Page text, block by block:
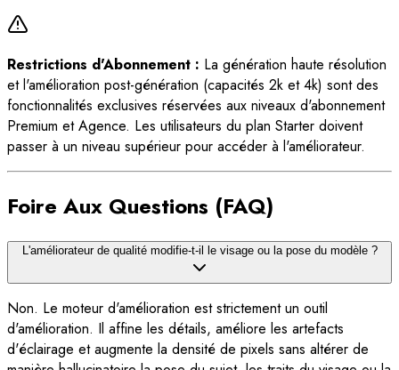
Restrictions d'Abonnement : La génération haute résolution
et l'amélioration post-génération (capacités 2k et 4k) sont des
fonctionnalités exclusives réservées aux niveaux d'abonnement
Premium et Agence. Les utilisateurs du plan Starter doivent
passer à un niveau supérieur pour accéder à l'améliorateur.
Foire Aux Questions (FAQ)
L'améliorateur de qualité modifie-t-il le visage ou la pose du modèle ?
Non. Le moteur d'amélioration est strictement un outil
d'amélioration. Il affine les détails, améliore les artefacts
d'éclairage et augmente la densité de pixels sans altérer de